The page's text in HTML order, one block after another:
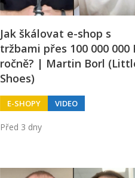
Jak škálovat e-shop s
tržbami přes 100 000 000
ročně? | Martin Borl
Shoes)
E-SHOPY VIDEO
Před 3 dny